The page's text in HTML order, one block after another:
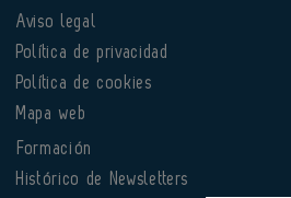
Aviso legal
Política de privacidad
Política de cookies
Mapa web
Formación
Histórico de Newsletters